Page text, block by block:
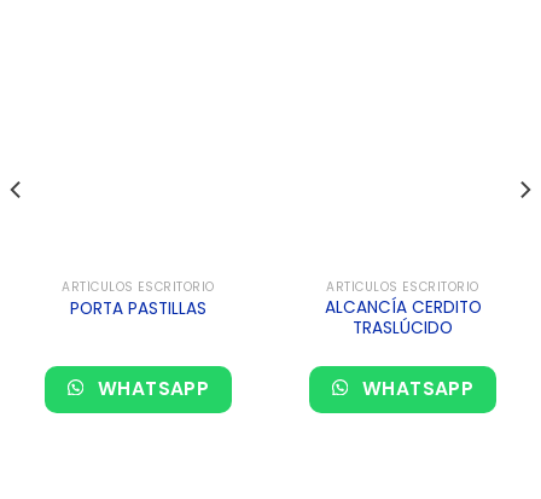
ARTÍCULOS ESCRITORIO
PORTA PASTILLAS
WHATSAPP
ARTÍCULOS ESCRITORIO
ALCANCÍA CERDITO
TRASLÚCIDO
WHATSAPP